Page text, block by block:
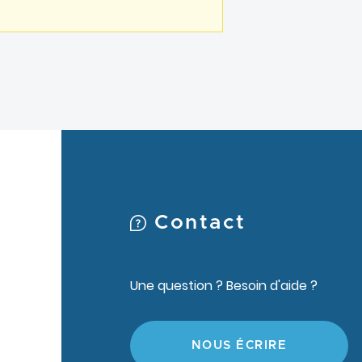
Contact
Une question ? Besoin d'aide ?
NOUS ÉCRIRE